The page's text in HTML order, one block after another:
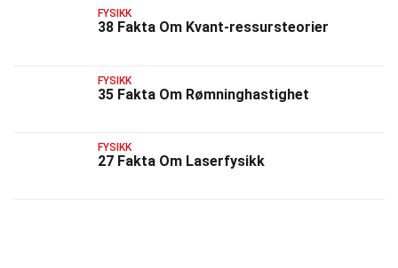
FYSIKK
38 Fakta Om Kvant-ressursteorier
FYSIKK
35 Fakta Om Rømninghastighet
FYSIKK
27 Fakta Om Laserfysikk